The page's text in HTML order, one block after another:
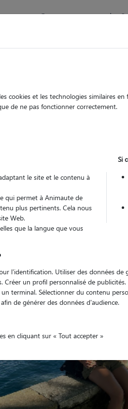
Comment ça marche ?
cookies et les technologies similaires
de ne pas fonctionner correctement.
le site et le contenu à
qui permet à Animaute de
plus pertinents. Cela nous
Web.
que la langue que vous
Si
l'identification. Utiliser des données
Créer un profil personnalisé de
terminal. Sélectionner du contenu
de générer des données d'audience.
en cliquant sur « Tout accepter »